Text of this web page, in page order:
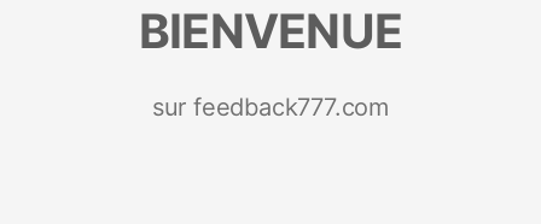
BIENVENUE
sur feedback777.com